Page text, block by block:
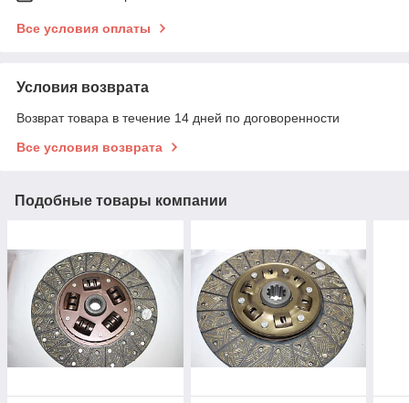
Все условия оплаты
Условия возврата
Возврат товара в течение 14 дней по договоренности
Все условия возврата
Подобные товары компании